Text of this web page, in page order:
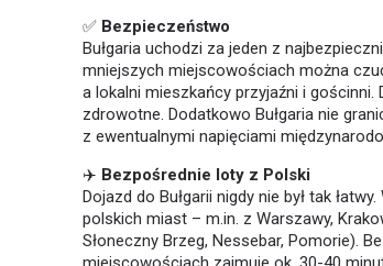
✅ Bezpieczeństwo
Bułgaria uchodzi za jeden z
mniejszych miejscowościach można
a lokalni mieszkańcy przyjaźni i
zdrowotne. Dodatkowo Bułgaria nie
z ewentualnymi napięciami
✈️ Bezpośrednie loty z Polski
Dojazd do Bułgarii nigdy nie był tak
polskich miast – m.in. z Warszawy,
Słoneczny Brzeg, Nessebar, Pomorie).